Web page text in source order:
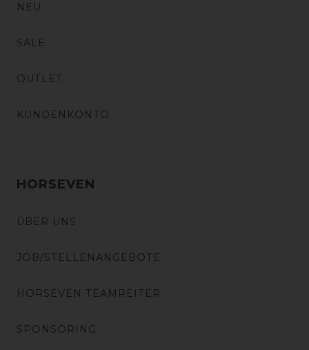
NEU
SALE
OUTLET
KUNDENKONTO
HORSEVEN
ÜBER UNS
JOB/STELLENANGEBOTE
HORSEVEN TEAMREITER
SPONSORING